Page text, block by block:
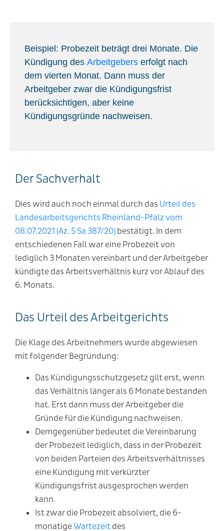
Beispiel: Probezeit beträgt drei Monate. Die
Kündigung desArbeitgebers erfolgt nach
dem vierten Monat. Dann muss der
Arbeitgeber zwar die Kündigungsfrist
berücksichtigen, aber keine
Kündigungsgründe nachweisen.
Der Sachverhalt
Dies wird auch noch einmal durch das Urteil des
Landesarbeitsgerichts Rheinland-Pfalz vom
08.07.2021 (Az. 5 Sa 387/20)bestätigt. In dem
entschiedenen Fall war eine Probezeit von
lediglich 3 Monaten vereinbart und der Arbeitgeber
kündigte das Arbeitsverhältnis kurz vor Ablauf des
6. Monats.
Das Urteil des Arbeitgerichts
Die Klage des Arbeitnehmers wurde abgewiesen
mit folgender Begründung:
Das Kündigungsschutzgesetz gilt erst, wenn
das Verhältnis länger als 6 Monate bestanden
hat. Erst dann muss der Arbeitgeber die
Gründe für die Kündigung nachweisen.
Demgegenüber bedeutet die Vereinbarung
der Probezeit lediglich, dass in der Probezeit
von beiden Parteien des Arbeitsverhältnisses
eine Kündigung mit verkürzter
Kündigungsfrist ausgesprochen werden
kann.
Ist zwar die Probezeit absolviert, die 6-
monatigeWartezeitdes